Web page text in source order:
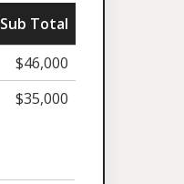
Sub Total
$46,000
$35,000